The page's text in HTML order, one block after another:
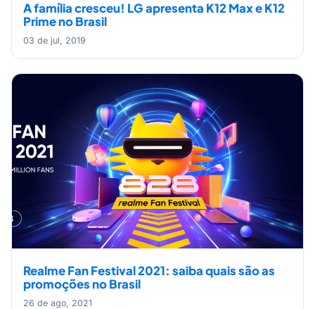
A família cresceu! LG apresenta K12 Max e K12
Prime no Brasil
03 de jul, 2019
Realme Fan Festival 2021: saiba quais são as
promoções no Brasil
26 de ago, 2021